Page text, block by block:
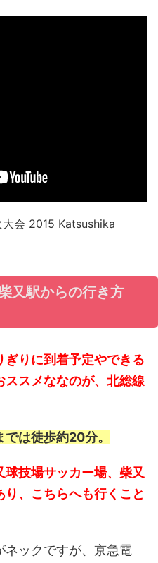
会 2015 Katsushika
又駅からの行き方
りに到着予定やできる
ススメななのが、北総線
は徒歩約20分。
球技場サッカー場、柴又
、こちらへも行くこと
ネックですが、京急電